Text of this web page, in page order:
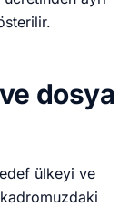
dosya
ülkeyi ve
kadromuzdaki